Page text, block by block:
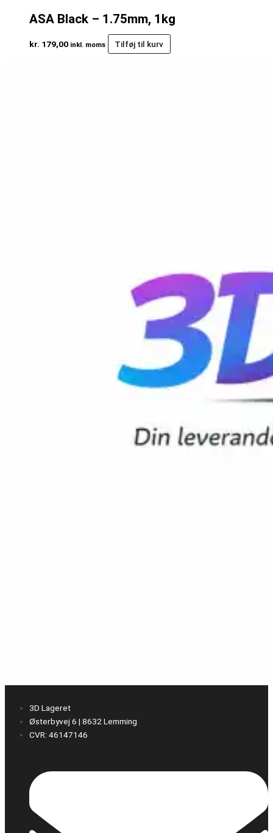
ASA Black – 1.75mm, 1kg
kr. 179,00 inkl. moms Tilføj til kurv
3D Lageret
Østerbyvej 6 | 8632 Lemming
CVR: 46147146